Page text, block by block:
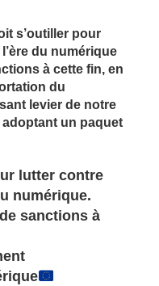
s’outiller pour
du numérique
à cette fin, en
du
levier de notre
un paquet
lutter contre
numérique.
sanctions à